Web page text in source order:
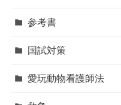
参考書
国試対策
愛玩動物看護師法